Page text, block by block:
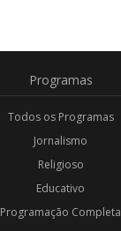
Programas
Todos os Programas
Jornalismo
Religioso
Educativo
Programação Completa